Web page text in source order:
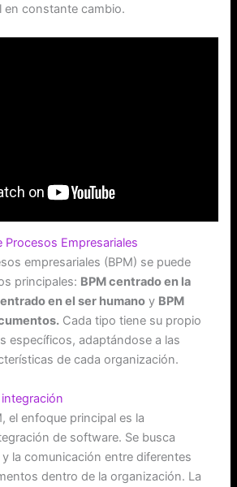
en constante cambio.
Empresariales
empresariales (BPM) se puede
principales: BPM centrado en la
en el ser humano y BPM
Cada tipo tiene su propio
específicos, adaptándose a las
de cada organización.
el enfoque principal es la
de software. Se busca
la comunicación entre diferentes
dentro de la organización. La